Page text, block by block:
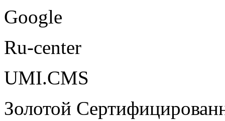
Google
Ru-center
UMI.CMS
Золотой